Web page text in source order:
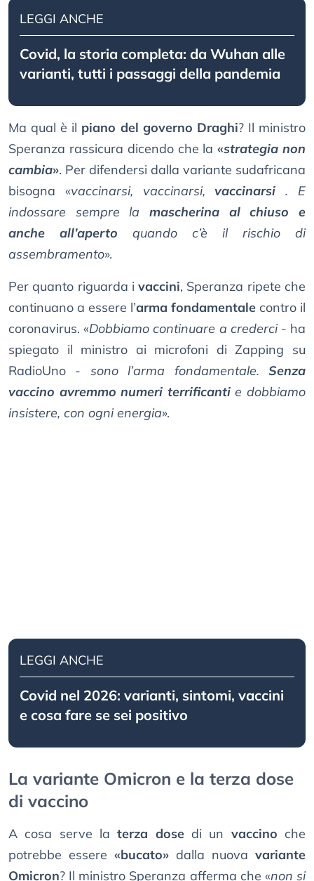
LEGGI ANCHE
Covid, la storia completa: da Wuhan alle
varianti, tutti i passaggi della pandemia
Ma qual è il piano del governo Draghi? Il ministro
Speranza rassicura dicendo che la«strategia non
cambia». Per difendersi dalla variante sudafricana
bisogna «vaccinarsi, vaccinarsi,vaccinarsi . E
indossare sempre la mascherina al chiuso e
anche all’aperto quando c’è il rischio di
assembramento».
Per quanto riguarda ivaccini, Speranza ripete che
continuano a essere l’arma fondamentale contro il
coronavirus. «Dobbiamo continuare a crederci- ha
spiegato il ministro ai microfoni di Zapping su
RadioUno - sono l’arma fondamentale.Senza
vaccino avremmo numeri terrificantie dobbiamo
insistere, con ogni energia».
LEGGI ANCHE
Covid nel 2026: varianti, sintomi, vaccini
e cosa fare se sei positivo
La variante Omicron e la terza dose
di vaccino
A cosa serve laterza dosedi un vaccino che
potrebbe essere «bucato» dalla nuova variante
Omicron? Il ministro Speranza afferma che «non si